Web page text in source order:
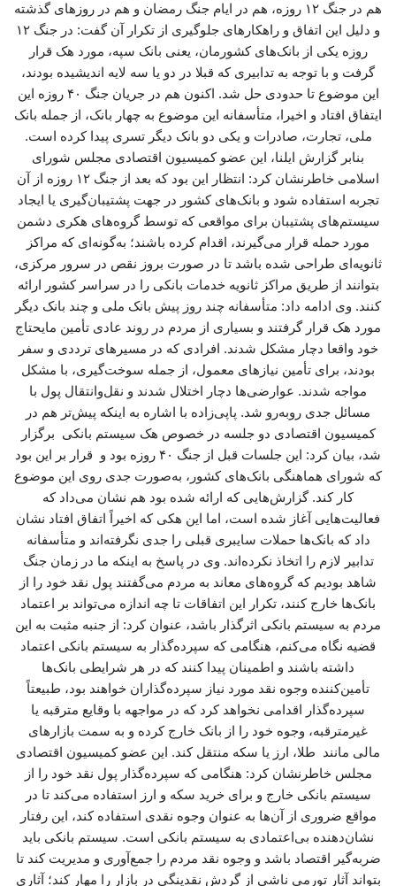
هم در جنگ ۱۲ روزه، هم در ایام جنگ رمضان و هم در روزهای گذشته
و دلیل این اتفاق و راهکارهای جلوگیری از تکرار آن گفت: در جنگ ۱۲
روزه یکی از بانک‌های کشورمان، یعنی بانک سپه، مورد هک قرار
گرفت و با توجه به تدابیری که قبلا در دو یا سه لایه اندیشیده بودند،
این موضوع تا حدودی حل شد. اکنون هم در جریان جنگ ۴۰ روزه این
ایتفاق افتاد و اخیرا، متأسفانه این موضوع به چهار بانک، از جمله بانک
ملی، تجارت، صادرات و یکی دو بانک دیگر تسری پیدا کرده است.
بنابر گزارش ایلنا، این عضو کمیسیون اقتصادی مجلس شورای
اسلامی خاطرنشان کرد: انتظار این بود که بعد از جنگ ۱۲ روزه از آن
تجربه استفاده شود و بانک‌های کشور در جهت پشتیبان‌گیری یا ایجاد
سیستم‌های پشتیبان برای مواقعی که توسط گروه‌های هکری دشمن
مورد حمله قرار می‌گیرند، اقدام کرده باشند؛ به‌گونه‌ای که مراکز
ثانویه‌ای طراحی شده باشد تا در صورت بروز نقص در سرور مرکزی،
بتوانند از طریق مراکز ثانویه خدمات بانکی را در سراسر کشور ارائه
کنند. وی ادامه داد: متأسفانه چند روز پیش بانک ملی و چند بانک دیگر
مورد هک قرار گرفتند و بسیاری از مردم در روند عادی تأمین مایحتاج
خود واقعا دچار مشکل شدند. افرادی که در مسیرهای ترددی و سفر
بودند، برای تأمین نیازهای معمول، از جمله سوخت‌گیری، با مشکل
مواجه شدند. عوارضی‌ها دچار اختلال شدند و نقل‌وانتقال پول با
مسائل جدی روبه‌رو شد. پاپی‌زاده با اشاره به اینکه پیش‌تر هم در
کمیسیون اقتصادی دو جلسه در خصوص هک سیستم بانکی برگزار
شد، بیان کرد: این جلسات قبل از جنگ ۴۰ روزه بود و قرار بر این بود
که شورای هماهنگی بانک‌های کشور، به‌صورت جدی روی این موضوع
کار کند. گزارش‌هایی که ارائه شده بود هم نشان می‌داد که
فعالیت‌هایی آغاز شده است، اما این هکی که اخیراً اتفاق افتاد نشان
داد که بانک‌ها حملات سایبری قبلی را جدی نگرفته‌اند و متأسفانه
تدابیر لازم را اتخاذ نکرده‌اند. وی در پاسخ به اینکه ما در زمان جنگ
شاهد بودیم که گروه‌های معاند به مردم می‌گفتند پول نقد خود را از
بانک‌ها خارج کنند، تکرار این اتفاقات تا چه اندازه می‌تواند بر اعتماد
مردم به سیستم بانکی اثرگذار باشد، عنوان کرد: از جنبه مثبت به این
قضیه نگاه می‌کنم، هنگامی که سپرده‌گذار به سیستم بانکی اعتماد
داشته باشند و اطمینان پیدا کنند که در هر شرایطی بانک‌ها
تأمین‌کننده وجوه نقد مورد نیاز سپرده‌گذاران خواهند بود، طبیعتاً
سپرده‌گذار اقدامی نخواهد کرد که در مواجهه با وقایع مترقبه یا
غیرمترقبه، وجوه خود را از بانک خارج کرده و به سمت بازارهای
مالی مانند طلا، ارز یا سکه منتقل کند. این عضو کمیسیون اقتصادی
مجلس خاطرنشان کرد: هنگامی که سپرده‌گذار پول نقد خود را از
سیستم بانکی خارج و برای خرید سکه و ارز استفاده می‌کند تا در
مواقع ضروری از آن‌ها به عنوان وجوه نقدی استفاده کند، این رفتار
نشان‌دهنده بی‌اعتمادی به سیستم بانکی است. سیستم بانکی باید
ضربه‌گیر اقتصاد باشد و وجوه نقد مردم را جمع‌آوری و مدیریت کند تا
بتواند آثار تورمی ناشی از گردش نقدینگی در بازار را مهار کند؛ آثاری